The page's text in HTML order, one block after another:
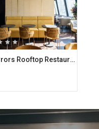
11 Mirrors Rooftop Restaurant